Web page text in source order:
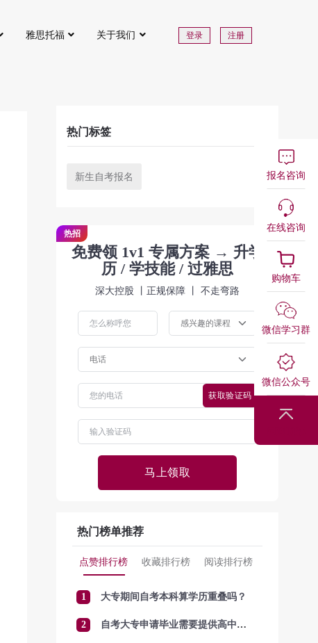
雅思托福 关于我们 登录 注册
热门标签
新生自考报名
免费领 1v1 专属方案 → 升学
历 / 学技能 / 过雅思
深大控股 丨正规保障 丨 不走弯路
热招
获取验证码
马上领取
热门榜单推荐
点赞排行榜 收藏排行榜 阅读排行榜
1 大专期间自考本科算学历重叠吗？
2 自考大专申请毕业需要提供高中毕业证吗？
报名咨询
在线咨询
购物车
微信学习群
微信公众号